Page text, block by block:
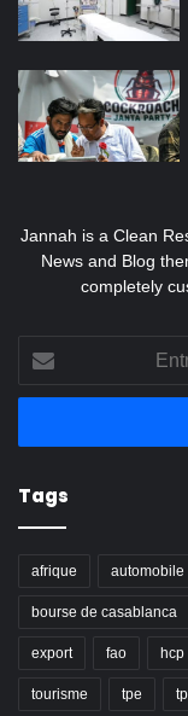
Jannah is a Clean
News and Blog
completely
Entrez
votre
adresse
Tags
afrique automobile
bourse de casablanca
export fao hcp
tourisme tpe